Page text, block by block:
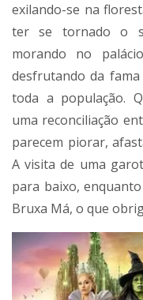
exilando-se na
ter se tornado o
morando no
desfrutando da
toda a população.
uma reconciliação
parecem piorar,
A visita de uma
para baixo,
Bruxa Má, o que